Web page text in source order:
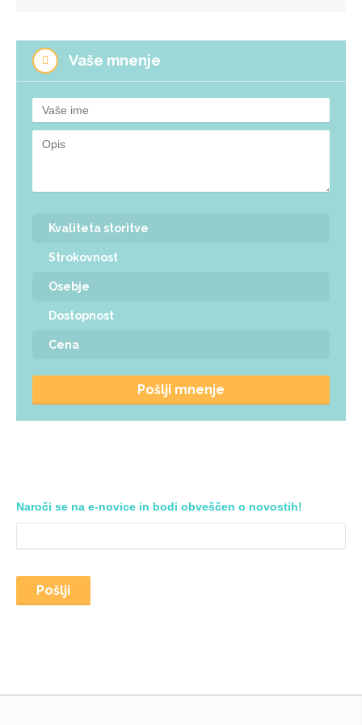
Vaše mnenje
Kvaliteta storitve
Strokovnost
Osebje
Dostopnost
Cena
Pošlji mnenje
Naroči se na e-novice in bodi obveščen o novostih!